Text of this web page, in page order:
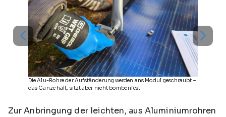
Die Alu-Rohre der Aufständerung werden ans Modul geschraubt –
das Ganze hält, sitzt aber nicht bombenfest.
Zur Anbringung der leichten, aus Aluminiumrohren